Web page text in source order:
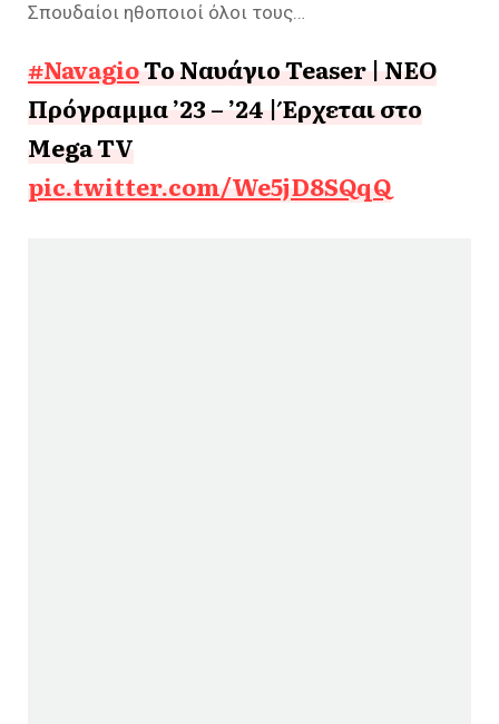
Σπουδαίοι ηθοποιοί όλοι τους…
#NavagioΤο Ναυάγιο Teaser | ΝΕΟ
Πρόγραμμα ’23 – ’24 | Έρχεται στο
Mega TV
pic.twitter.com/We5jD8SQqQ